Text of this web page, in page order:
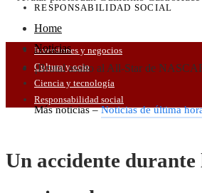
RESPONSABILIDAD SOCIAL
Inversiones y negocios
Cultura y ocio
Ciencia y tecnología
Responsabilidad social
Home
Noticias
¡Brutal asalto al All-Star de
Más noticias –Noticias de última
Un accidente durante